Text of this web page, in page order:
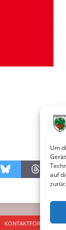
Um
auf
KONTAKTFORMULAR